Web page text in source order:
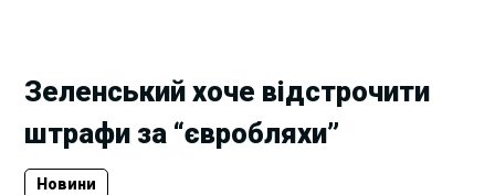
Зеленський хоче відстрочити
штрафи за “євробляхи”
Новини